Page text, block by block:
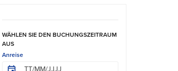
WÄHLEN SIE DEN BUCHUNGSZEITRAUM
AUS
Anreise